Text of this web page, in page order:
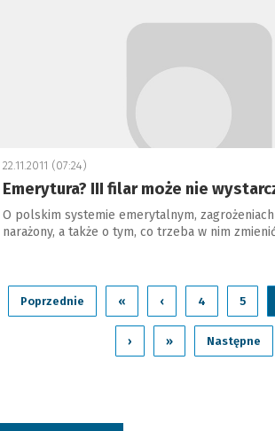
22.11.2011 (07:24)
Emerytura? III filar może nie
O polskim systemie emerytalnym,
narażony, a także o tym, co trzeba w nim
Poprzednie « ‹ 4 5
› » Następne